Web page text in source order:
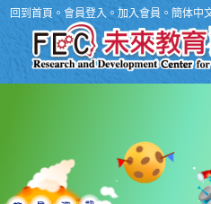
回到首頁 。會員登入 。加入會員 。簡体中